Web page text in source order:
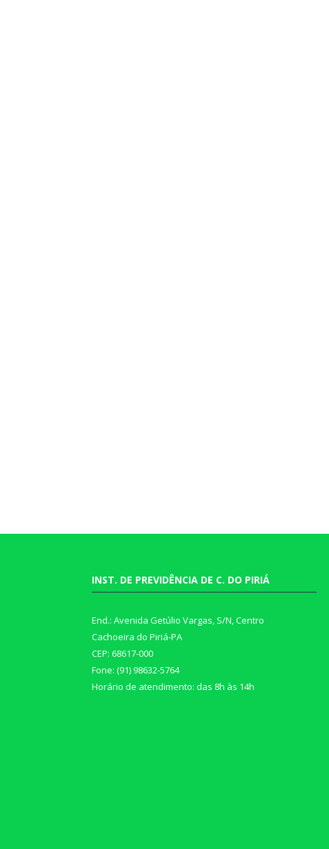
INST. DE PREVIDÊNCIA DE C. DO PIRIÁ
End.: Avenida Getúlio Vargas, S/N, Centro
Cachoeira do Piriá-PA
CEP: 68617-000
Fone: (91) 98632-5764
Horário de atendimento: das 8h às 14h